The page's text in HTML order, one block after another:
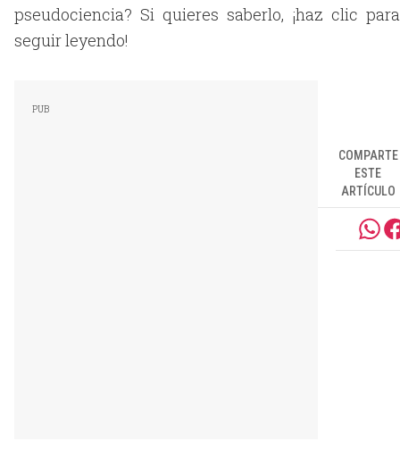
pseudociencia? Si quieres saberlo, ¡haz clic para
seguir leyendo!
COMPARTE
ESTE
ARTÍCULO